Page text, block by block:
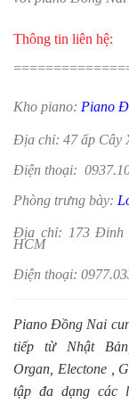
Thông tin liên hệ:
Kho piano: Piano
Địa chỉ: 47 ấp Cây
Điện thoại:
Phòng trưng bày:
Địa chỉ: 173 Đinh
HCM
Điện thoại:
Piano Đồng Nai
tiếp từ Nhật
Organ Electone,
tập đa dạng các